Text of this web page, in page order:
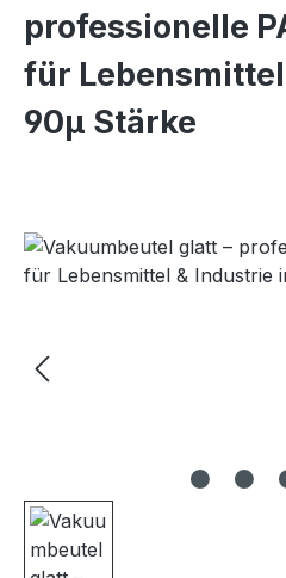
professionelle
für
90µ Stärke
Bildergalerie überspringen